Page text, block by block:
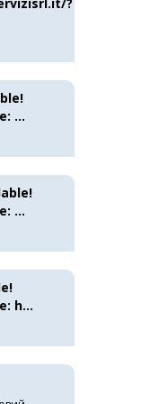
...
...
h...